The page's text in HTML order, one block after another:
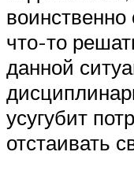
воинственно
что-то
данной
усугубит
отстаивать